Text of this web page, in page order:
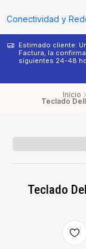
Conectividad y
Estimado cliente:
Factura, la
siguientes 24-48
Inicio
Teclado
Teclado